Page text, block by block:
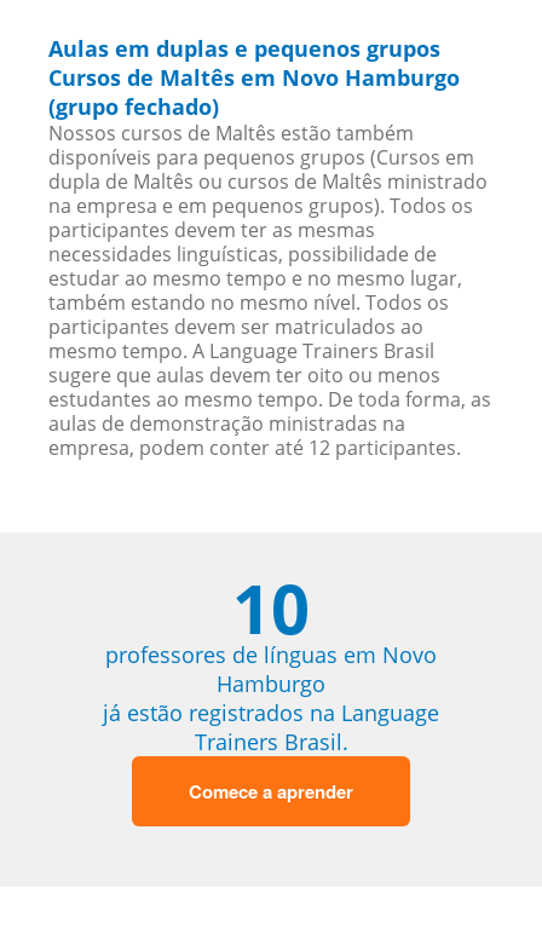
Aulas em duplas e pequenos grupos
Cursos de Maltês em Novo Hamburgo
(grupo fechado)
Nossos cursos de Maltês estão também
disponíveis para pequenos grupos (Cursos em
dupla de Maltês ou cursos de Maltês ministrado
na empresa e em pequenos grupos). Todos os
participantes devem ter as mesmas
necessidades linguísticas, possibilidade de
estudar ao mesmo tempo e no mesmo lugar,
também estando no mesmo nível. Todos os
participantes devem ser matriculados ao
mesmo tempo. A Language Trainers Brasil
sugere que aulas devem ter oito ou menos
estudantes ao mesmo tempo. De toda forma, as
aulas de demonstração ministradas na
empresa, podem conter até 12 participantes.
10
professores de línguas em Novo
Hamburgo
já estão registrados na Language
Trainers Brasil.
Comece a aprender